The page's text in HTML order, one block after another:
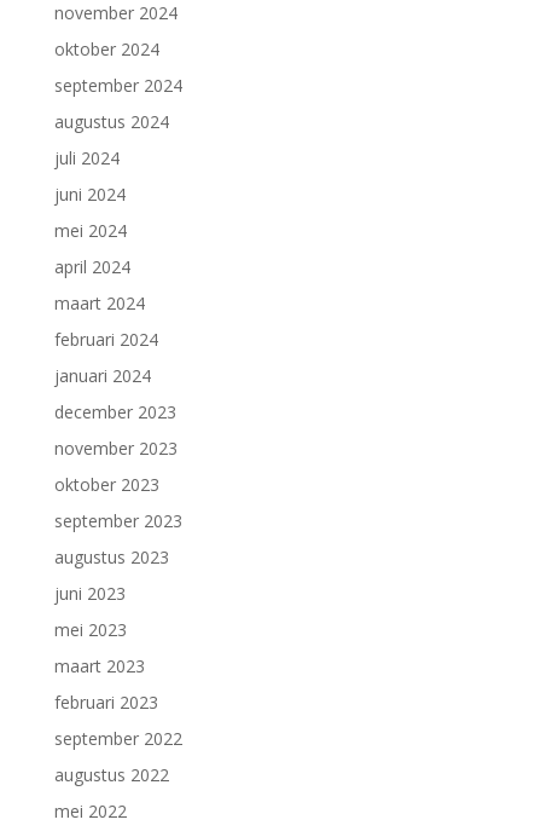
november 2024
oktober 2024
september 2024
augustus 2024
juli 2024
juni 2024
mei 2024
april 2024
maart 2024
februari 2024
januari 2024
december 2023
november 2023
oktober 2023
september 2023
augustus 2023
juni 2023
mei 2023
maart 2023
februari 2023
september 2022
augustus 2022
mei 2022